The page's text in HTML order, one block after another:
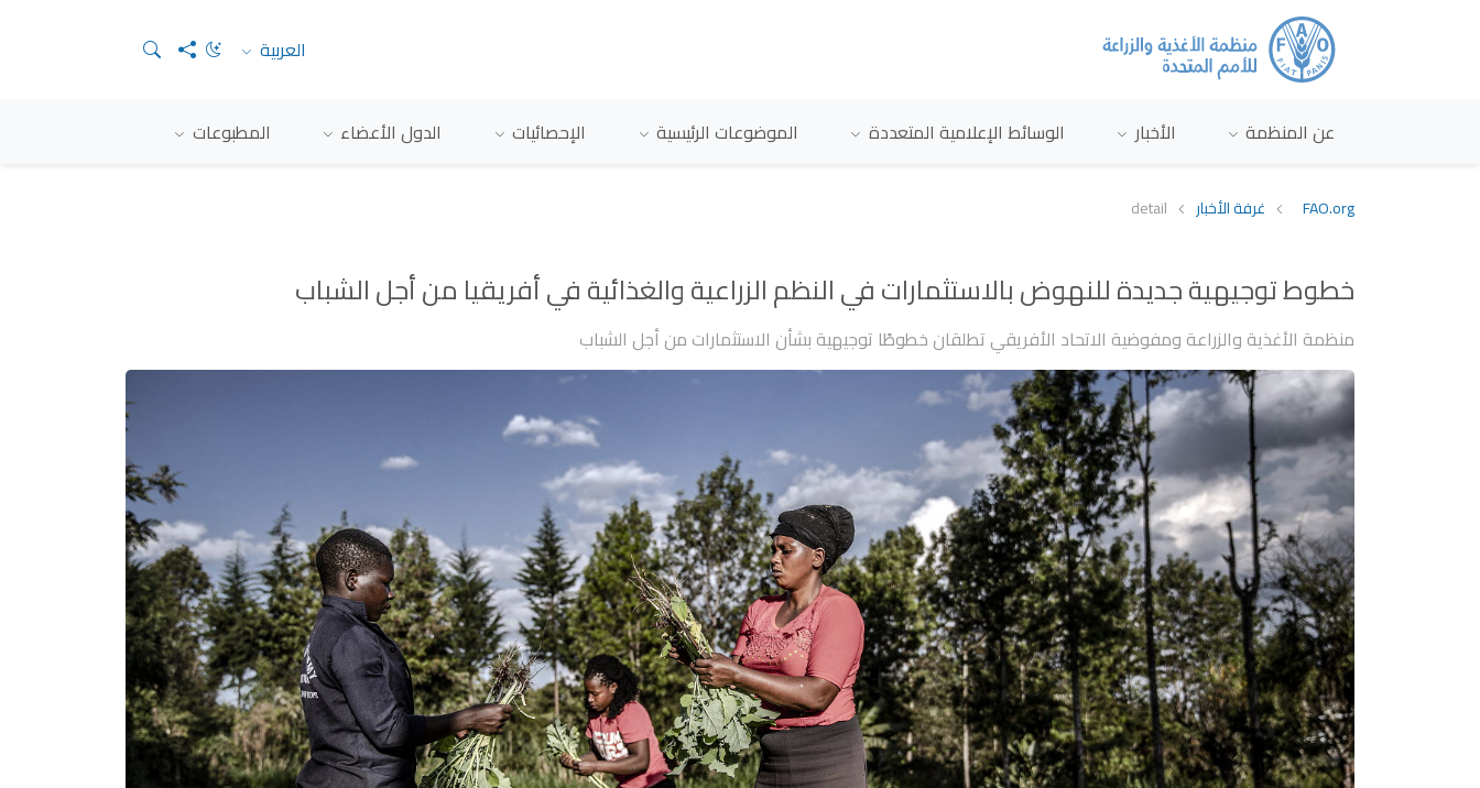
العربية
عن المنظمة الأخبار الوسائط الإعلامية المتعددة الموضوعات الرئيسية الإحصائيات الدول الأعضاء المطبوعات
FAO.org غرفة الأخبار detail
خطوط توجيهية جديدة للنهوض بالاستثمارات في النظم الزراعية والغذائية في أفريقيا من أجل الشباب
منظمة الأغذية والزراعة ومفوضية الاتحاد الأفريقي تطلقان خطوطًا توجيهية بشأن الاستثمارات من أجل الشباب